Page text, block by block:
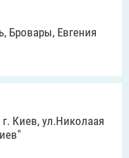
Бровары, Евгения
Киев, ул.Николаая